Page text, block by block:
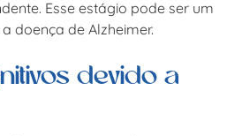
Esse estágio pode ser um
doença de Alzheimer.
devido a